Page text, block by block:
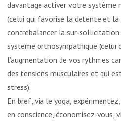
davantage activer votre système
(celui qui favorise la détente et la
contrebalancer la sur-sollicitation
système orthosympathique (celui
l’augmentation de vos rythmes
des tensions musculaires et qui
stress).
En bref, via le yoga, expérimentez,
en conscience, économisez-vous,